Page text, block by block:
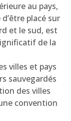
au pays,
placé sur
et le sud, est
de la
villes et pays
sauvegardés
des villes
convention